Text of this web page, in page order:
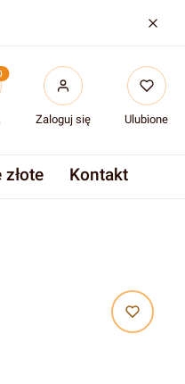
w koszyku: 0.
Zaloguj się Ulubione
Kontakt